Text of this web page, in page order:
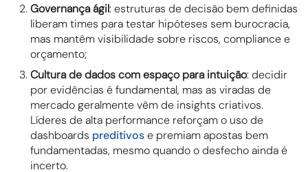
Governança ágil: estruturas de decisão bem definidas
liberam times para testar hipóteses sem burocracia,
mas mantêm visibilidade sobre riscos, compliance e
orçamento;
Cultura de dados com espaço para intuição: decidir
por evidências é fundamental, mas as viradas de
mercado geralmente vêm de insights criativos.
Líderes de alta performance reforçam o uso de
dashboards preditivose premiam apostas bem
fundamentadas, mesmo quando o desfecho ainda é
incerto.